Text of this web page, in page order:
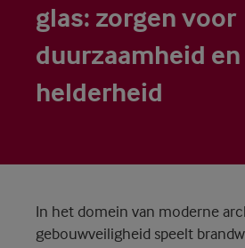
glas: zorgen voor
duurzaamheid
helderheid
In het domein van moderne
gebouwveiligheid speelt